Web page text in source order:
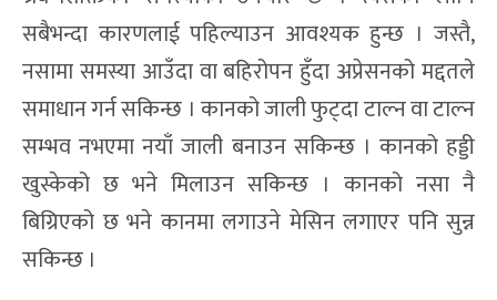
सबैभन्दा कारणलाई पहिल्याउन आवश्यक हुन्छ । जस्तै,
नसामा समस्या आउँदा वा बहिरोपन हुँदा अप्रेसनको मद्दतले
समाधान गर्न सकिन्छ । कानको जाली फुट्दा टाल्न वा टाल्न
सम्भव नभएमा नयाँ जाली बनाउन सकिन्छ । कानको हड्डी
खुस्केको छ भने मिलाउन सकिन्छ । कानको नसा नै
बिग्रिएको छ भने कानमा लगाउने मेसिन लगाएर पनि सुन्न
सकिन्छ ।